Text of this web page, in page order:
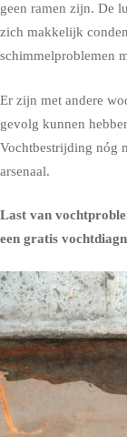
geen ramen zijn. De
zich makkelijk
schimmelproblemen
Er zijn met andere
gevolg kunnen
Vochtbestrijding nóg
arsenaal.
Last van
een gratis